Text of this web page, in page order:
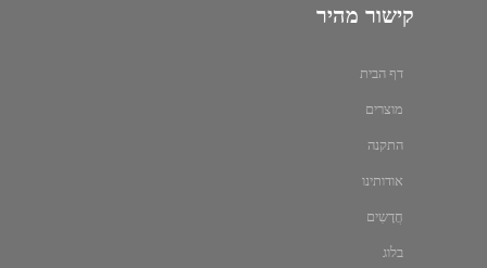
קישור מהיר
דף הבית
מוצרים
התקנה
אודותינו
חֲדָשִים
בלוג